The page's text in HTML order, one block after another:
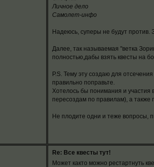
Личное дело
Самолет-инфо
Надеюсь, суперы не будут
Далее, так называемая "ветка
полностью,дабы взять квесты на
P.S. Тему эту создаю для
правильно поправьте.
Хотелось бы понимания и участия
пересоздам по правилам), а также
Не плодите одни и теже вопросы,
Re: Все квесты тут!
Может както можно рестартнуть